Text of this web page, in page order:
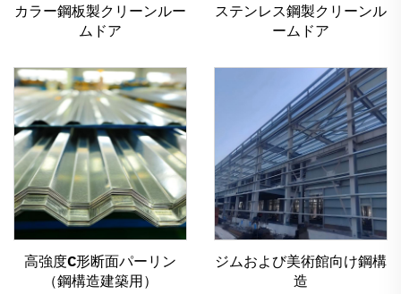
カラー鋼板製クリーンルー
ムドア
ステンレス鋼製クリーンル
ームドア
高強度C形断面パーリン
（鋼構造建築用）
ジムおよび美術館向け鋼構
造